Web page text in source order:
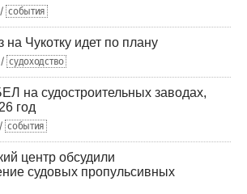
/ события
Чукотку идет по плану
/ судоходство
на судостроительных заводах,
год
/ события
центр обсудили
судовых пропульсивных